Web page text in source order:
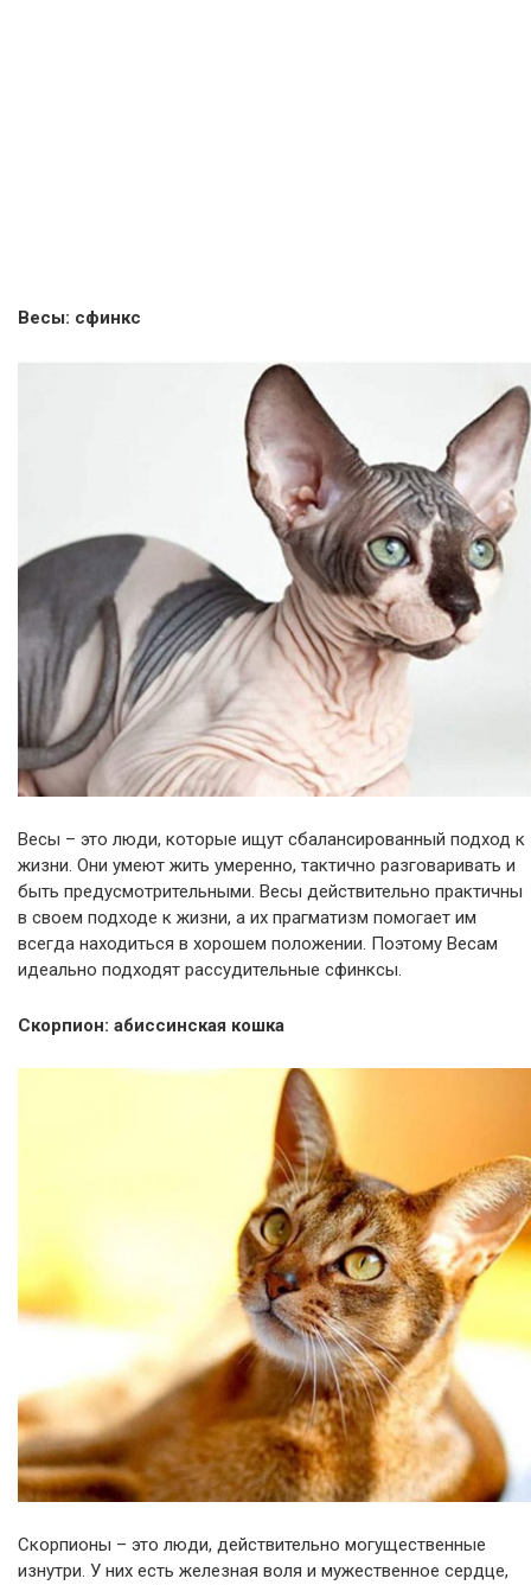
Весы: сфинкс
Весы – это люди, которые ищут сбалансированный подход к
жизни. Они умеют жить умеренно, тактично разговаривать и
быть предусмотрительными. Весы действительно практичны
в своем подходе к жизни, а их прагматизм помогает им
всегда находиться в хорошем положении. Поэтому Весам
идеально подходят рассудительные сфинксы.
Скорпион: абиссинская кошка
Скорпионы – это люди, действительно могущественные
изнутри. У них есть железная воля и мужественное сердце,